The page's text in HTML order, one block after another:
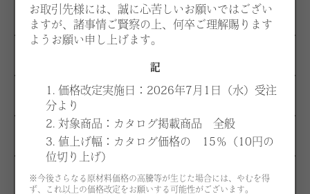
お取引先様には、誠に心苦しいお願いではござい
ますが、諸事情ご賢察の上、何卒ご理解賜ります
ようお願い申し上げます。
記
1. 価格改定実施日：2026年7月1日（水）受注
分より
2. 対象商品：カタログ掲載商品 全般
3. 値上げ幅：カタログ価格の 15％（10円の
位切り上げ）
※今後さらなる原材料価格の高騰等が生じた場合には、やむを得
ず、これ以上の価格改定をお願いする可能性がございます。
A ¥167,900
¥203,600
¥220,800
E ¥238,100